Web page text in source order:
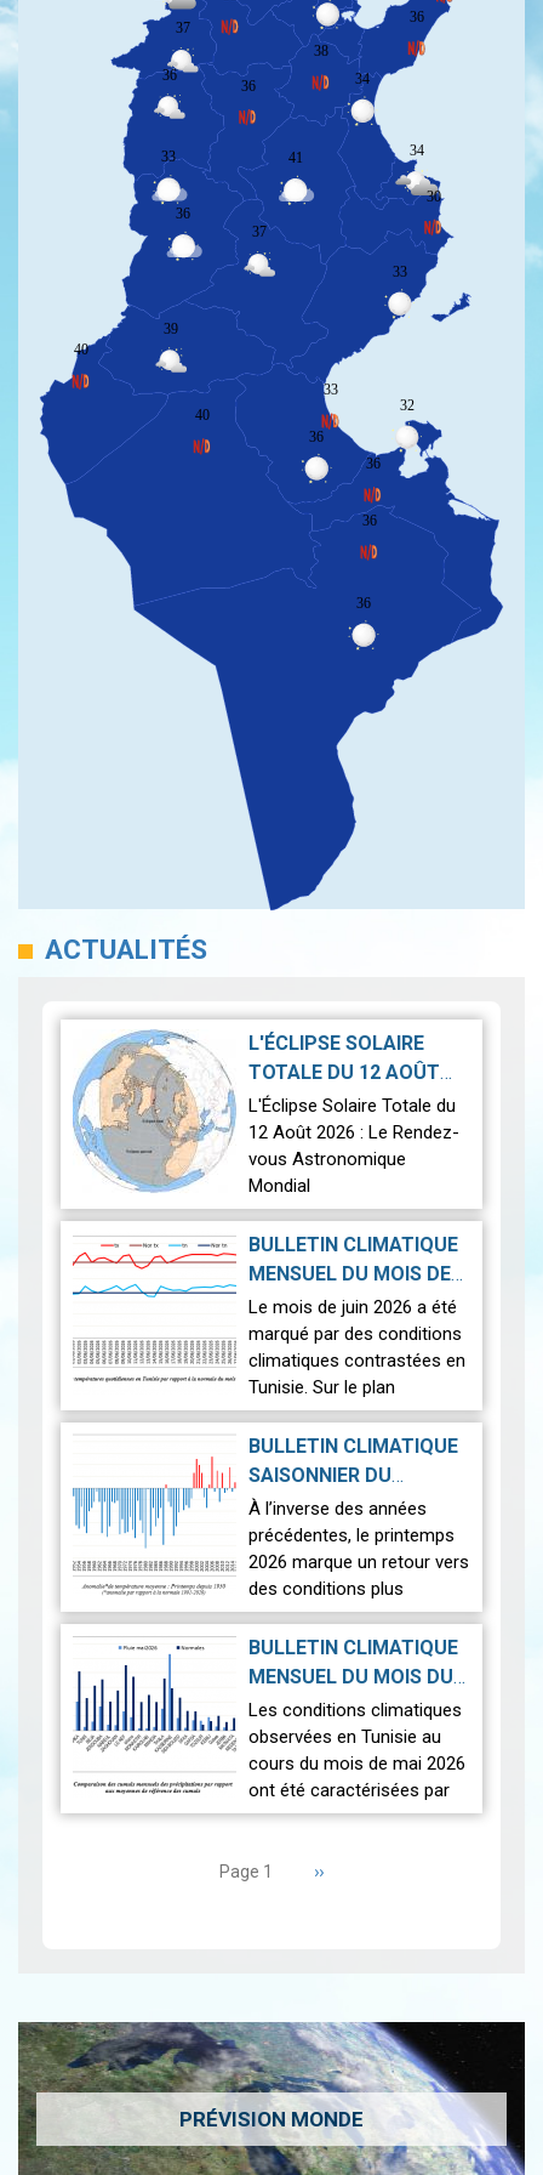
37
36
38
34
36
36
41
33
36
34
30
39
37
33
40
40
33
36
32
36
36
36
ACTUALITÉS
L'ÉCLIPSE SOLAIRE
TOTALE DU 12 AOÛT
2026|2026-07-21
L'Éclipse Solaire Totale du
12 Août 2026 : Le Rendez-
vous Astronomique
Mondial
Le 12 août 2026, la Terre
connaîtra l'un des
astronomiques les plus
spectaculaires : une…
BULLETIN CLIMATIQUE
MENSUEL DU MOIS DE
JUIN 2026 |2026-07-14
Le mois de juin 2026 a été
marqué par des conditions
climatiques contrastées en
Tunisie. Sur le plan
thermique, des
températures supérieures
aux normales ont été
observées sur l'en…
BULLETIN CLIMATIQUE
SAISONNIER DU
PRINTEMPS 2026|
2026-07-02
À l’inverse des années
précédentes, le printemps
2026 marque un retour vers
des conditions plus
proches de la normale,
avec un léger excédent
thermique de +0,3 °c
Nous r…
BULLETIN CLIMATIQUE
MENSUEL DU MOIS DU
MAI 2026|2026-06-17
Les conditions climatiques
observées en Tunisie au
cours du mois de mai 2026
ont été caractérisées par
des températures proches
répartition spatiale
Page 1 Page
››
PRÉVISION MONDE